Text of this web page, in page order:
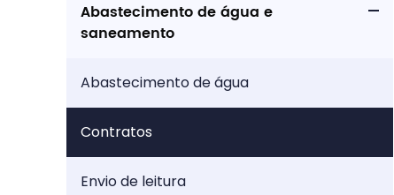
Abastecimento de água e
saneamento
Abastecimento de água
Contratos
Envio de leitura